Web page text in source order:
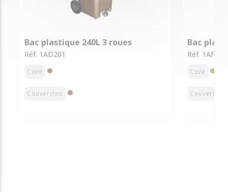
Bac plastique 240L 3 roues
Réf. 1AD201
Cuve
Couvercles
Bac
Réf. 1AF001
Cuve
Couvercles